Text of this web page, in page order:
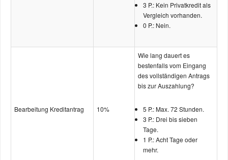
3 P.: Kein Privatkredit als
Vergleich vorhanden.
0 P.: Nein.
Bearbeitung Kreditantrag 10%
Wie lang dauert es
bestenfalls vom Eingang
des vollständigen Antrags
bis zur Auszahlung?
5 P.: Max. 72 Stunden.
3 P.: Drei bis sieben
Tage.
1 P.: Acht Tage oder
mehr.